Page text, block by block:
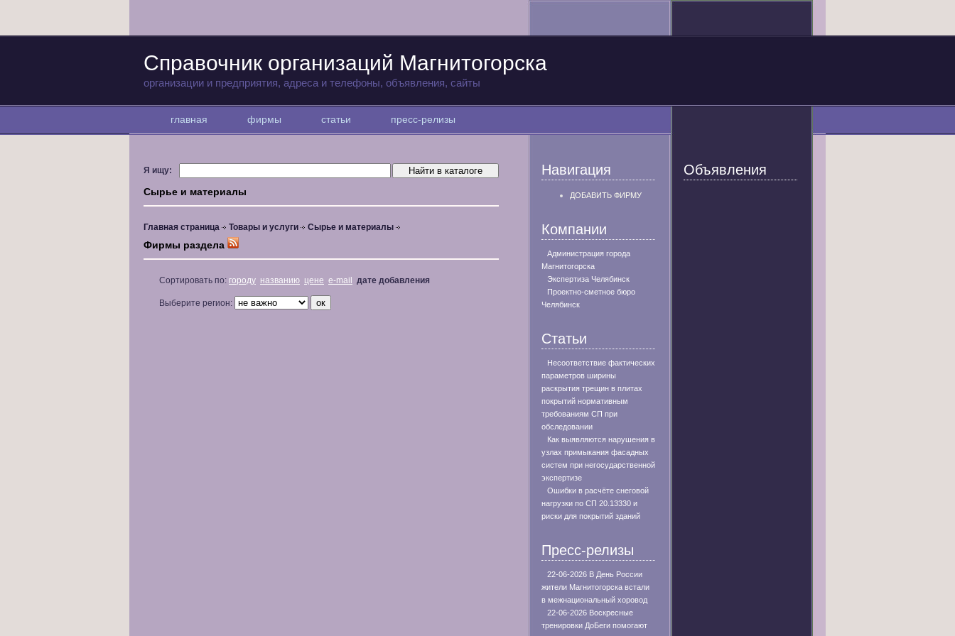
Справочник организаций Магнитогорска
организации и предприятия, адреса и телефоны, объявления, сайты
главная фирмы статьи пресс-релизы
Я ищу:
Сырье и материалы
Главная страница Товары и услуги Сырье и материалы
Фирмы раздела
Сортировать по: городу названию цене e-mail дате добавления
Выберите регион:
Навигация
ДОБАВИТЬ ФИРМУ
Компании
Администрация города
Магнитогорска
Экспертиза Челябинск
Проектно-сметное бюро
Челябинск
Статьи
Несоответствие фактических
параметров ширины
раскрытия трещин в плитах
покрытий нормативным
требованиям СП при
обследовании
Как выявляются нарушения в
узлах примыкания фасадных
систем при негосударственной
экспертизе
Ошибки в расчёте снеговой
нагрузки по СП 20.13330 и
риски для покрытий зданий
Пресс-релизы
22-06-2026 В День России
жители Магнитогорска встали
в межнациональный хоровод
22-06-2026 Воскресные
тренировки ДоБеги помогают
Объявления